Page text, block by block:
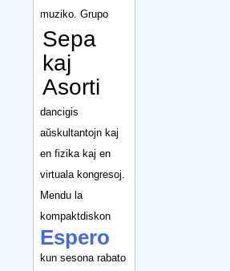
muziko. Grupo
Sepa
kaj
Asorti
dancigis
aŭskultantojn kaj
en fizika kaj en
virtuala kongresoj.
Mendu la
kompaktdiskon
Espero
kun sesona rabato